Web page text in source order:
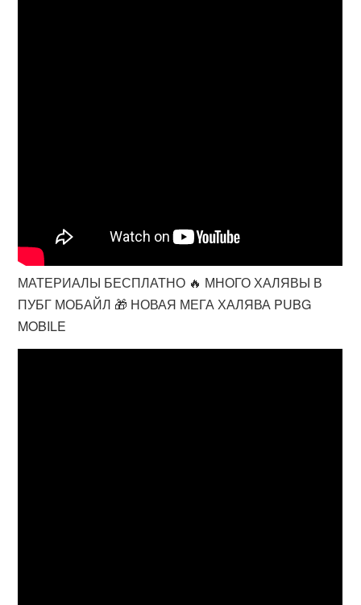
МАТЕРИАЛЫ БЕСПЛАТНО 🔥 МНОГО ХАЛЯВЫ В
ПУБГ МОБАЙЛ 🎁 НОВАЯ МЕГА ХАЛЯВА PUBG
MOBILE